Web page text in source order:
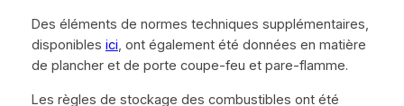
Des éléments de normes techniques supplémentaires,
disponibles ici, ont également été données en matière
de plancher et de porte coupe-feu et pare-flamme.
Les règles de stockage des combustibles ont été